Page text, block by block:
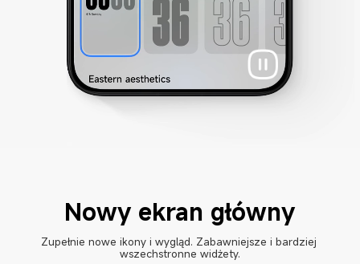
Nowy ekran główny
Zupełnie nowe ikony i wygląd. Zabawniejsze i bardziej
wszechstronne widżety.